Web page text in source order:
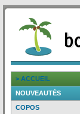
> ACCUEIL
NOUVEAUTÉS
COPOS